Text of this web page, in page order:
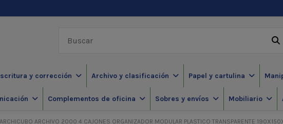
y corrección Archivo y clasificación Papel y cartulina
Complementos de oficina Sobres y envíos Mobiliario
ARCHICUBO ARCHIVO 2000 4 CAJONES ORGANIZADOR MODULAR PLASTICO TRANSPARENTE